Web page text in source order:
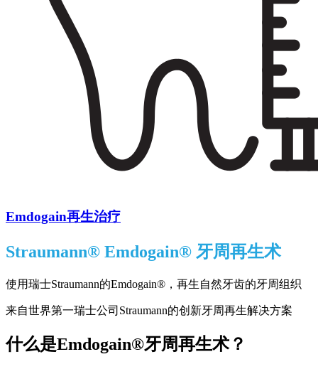
Emdogain再生治疗
Straumann® Emdogain® 牙周再生术
使用瑞士Straumann的Emdogain®，再生自然牙齿的牙周组织
来自世界第一瑞士公司Straumann的创新牙周再生解决方案
什么是Emdogain®牙周再生术？